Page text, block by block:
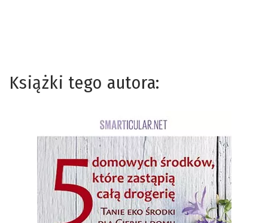
Książki tego autora: